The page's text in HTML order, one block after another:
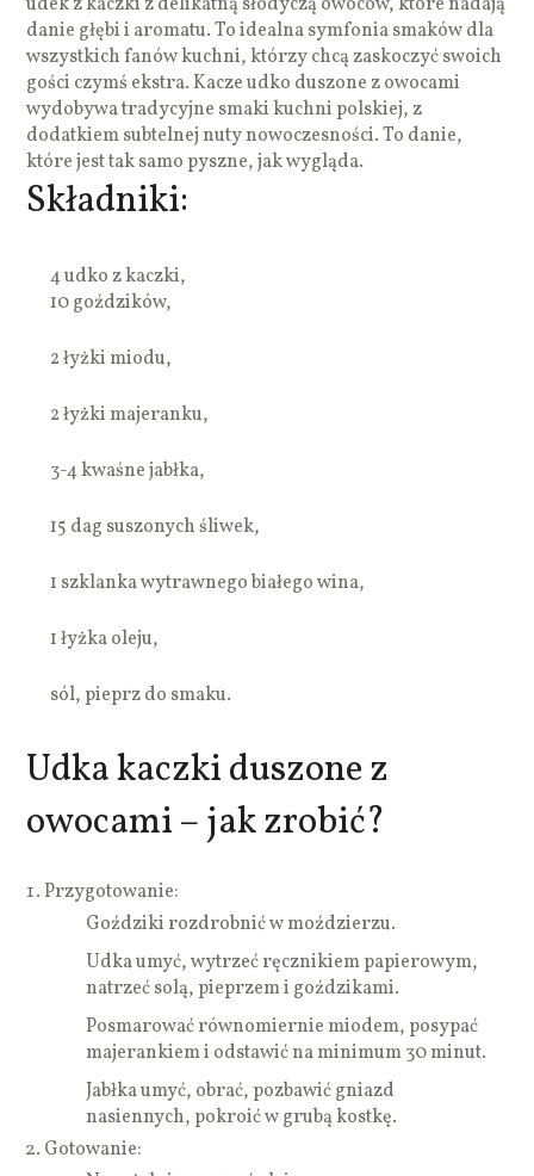
danie głębi i aromatu. To idealna symfonia smaków dla
wszystkich fanów kuchni, którzy chcą zaskoczyć swoich
gości czymś ekstra. Kacze udko duszone z owocami
wydobywa tradycyjne smaki kuchni polskiej, z
dodatkiem subtelnej nuty nowoczesności. To danie,
które jest tak samo pyszne, jak wygląda.
Składniki:
4 udko z kaczki,
10 goździków,
2 łyżki miodu,
2 łyżki majeranku,
3-4 kwaśne jabłka,
15 dag suszonych śliwek,
1 szklanka wytrawnego białego wina,
1 łyżka oleju,
sól, pieprz do smaku.
Udka kaczki duszone z
owocami – jak zrobić?
Przygotowanie:
Goździki rozdrobnić w moździerzu.
Udka umyć, wytrzeć ręcznikiem papierowym,
natrzeć solą, pieprzem i goździkami.
Posmarować równomiernie miodem, posypać
majerankiem i odstawić na minimum 30 minut.
Jabłka umyć, obrać, pozbawić gniazd
nasiennych, pokroić w grubą kostkę.
Gotowanie: